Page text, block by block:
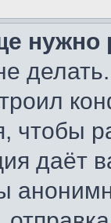
нужно
чтобы
даёт